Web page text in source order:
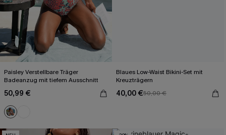
Paisley Verstellbare Träger
Badeanzug mit tiefem Ausschnitt
50,99 €
Blaues Low-Waist Bikini-Set mit
Kreuzträgern
40,00 €50,00 €